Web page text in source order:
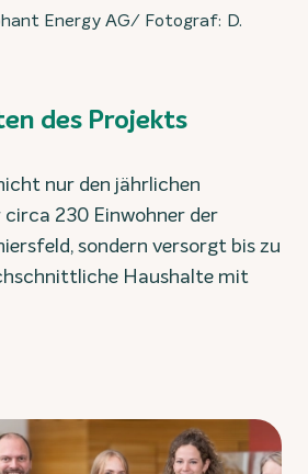
Energy AG/ Fotograf: D.
des Projekts
nur den jährlichen
230 Einwohner der
sondern versorgt bis zu
Haushalte mit